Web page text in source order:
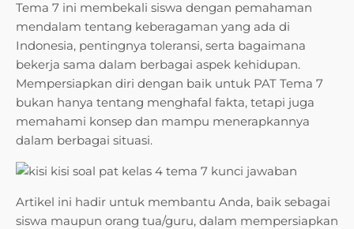
Tema 7 ini membekali siswa dengan pemahaman
mendalam tentang keberagaman yang ada di
Indonesia, pentingnya toleransi, serta bagaimana
bekerja sama dalam berbagai aspek kehidupan.
Mempersiapkan diri dengan baik untuk PAT Tema 7
bukan hanya tentang menghafal fakta, tetapi juga
memahami konsep dan mampu menerapkannya
dalam berbagai situasi.
Artikel ini hadir untuk membantu Anda, baik sebagai
siswa maupun orang tua/guru, dalam mempersiapkan